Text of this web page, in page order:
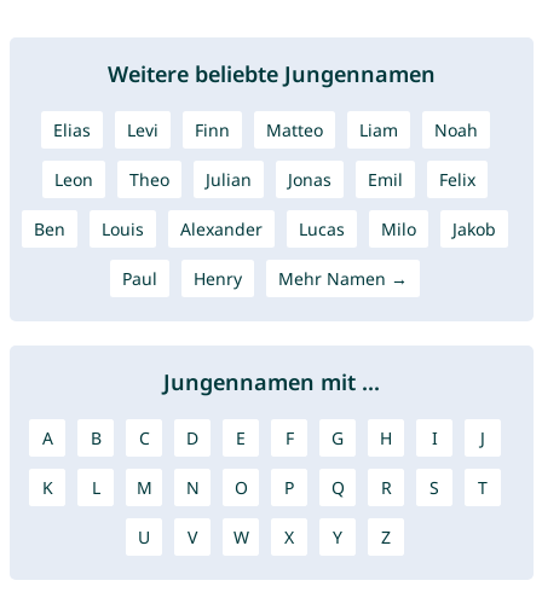
Weitere beliebte Jungennamen
Elias Levi Finn Matteo Liam Noah
Leon Theo Julian Jonas Emil Felix
Ben Louis Alexander Lucas Milo Jakob
Paul Henry Mehr Namen →
Jungennamen mit ...
A B C D E F G H I J
K L M N O P Q R S T
U V W X Y Z